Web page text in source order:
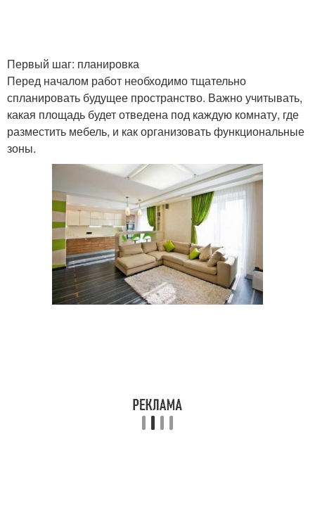
Первый шаг: планировка
Перед началом работ необходимо тщательно
спланировать будущее пространство. Важно учитывать,
какая площадь будет отведена под каждую комнату, где
разместить мебель, и как организовать функциональные
зоны.